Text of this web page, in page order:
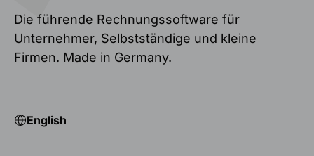
Die führende Rechnungssoftware für
Unternehmer, Selbstständige und kleine
Firmen. Made in Germany.
English